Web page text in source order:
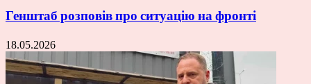
Генштаб розповів про ситуацію на фронті
18.05.2026